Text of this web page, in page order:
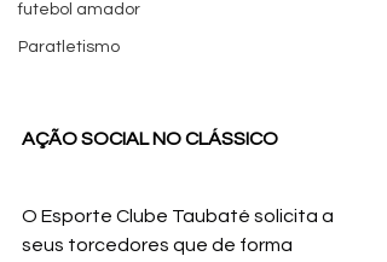
futebol amador
Paratletismo
AÇÃO SOCIAL NO CLÁSSICO
O Esporte Clube Taubaté solicita a
seus torcedores que de forma